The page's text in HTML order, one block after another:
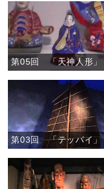
第05回 「天神人形」
第03回 「テッパイ」